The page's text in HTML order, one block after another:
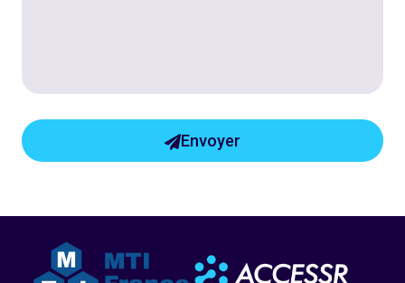
Envoyer